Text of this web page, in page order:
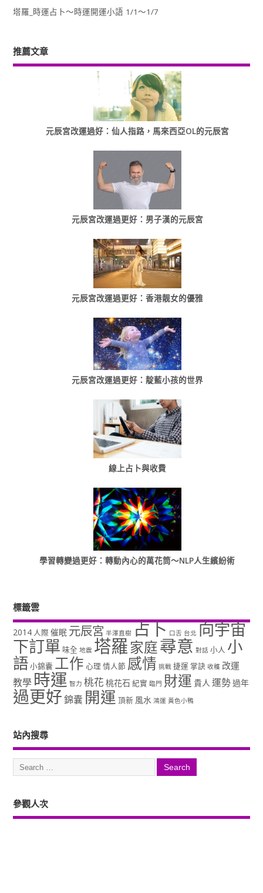
塔羅_時運占卜～時運開運小語 1/1～1/7
推薦文章
元辰宮改運過好：仙人指路，馬來西亞OL的元辰宮
元辰宮改運過更好：男子漢的元辰宮
元辰宮改運過更好：香港靓女的優雅
元辰宮改運過更好：靛藍小孩的世界
線上占卜與收費
學習轉變過更好：轉動內心的萬花筒～NLP人生繽紛術
標籤雲
2014 人際 催眠 元辰宮 半澤直樹 占卜 口舌 台北 向宇宙
下訂單 味全 地震 塔羅家庭尋意 對話 小人 小
語小錦囊 工作 心理 情人節 感情 挑戰 捷運 掌訣 收穫 改運
教學 時運 智力 桃花 桃花石 紀實 臨門 財運 貴人 運勢過年
過更好錦囊 開運 頂新 風水 鴻運 黃色小鴨
站內搜尋
參觀人次